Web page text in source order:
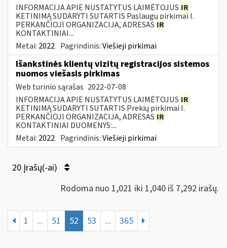
INFORMACIJA APIE NUSTATYTUS LAIMĖTOJUS IR
KETINIMĄ SUDARYTI SUTARTIS Paslaugų pirkimai I.
PERKANČIOJI ORGANIZACIJA, ADRESAS IR
KONTAKTINIAI...
Metai: 2022 Pagrindinis:Viešieji pirkimai
Išankstinės klientų vizitų registracijos sistemos
nuomos viešasis pirkimas
Web turinio sąrašas 2022-07-08
INFORMACIJA APIE NUSTATYTUS LAIMĖTOJUS IR
KETINIMĄ SUDARYTI SUTARTIS Prekių pirkimai I.
PERKANČIOJI ORGANIZACIJA, ADRESAS IR
KONTAKTINIAI DUOMENYS:...
Metai: 2022 Pagrindinis:Viešieji pirkimai
20 Įrašų(-ai)
Rodoma nuo 1,021 iki 1,040 iš 7,292 irašų.
1 ... 51 52 53 ... 365